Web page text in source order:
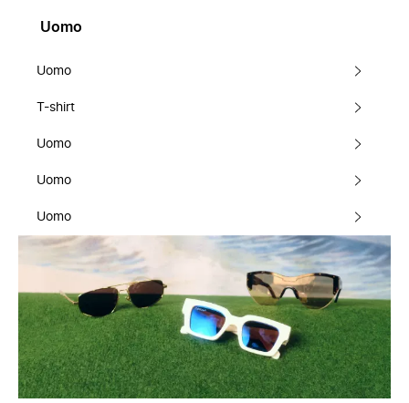
Uomo
Uomo
T-shirt
Uomo
Uomo
Uomo